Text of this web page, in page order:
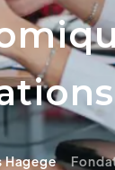
Hagege